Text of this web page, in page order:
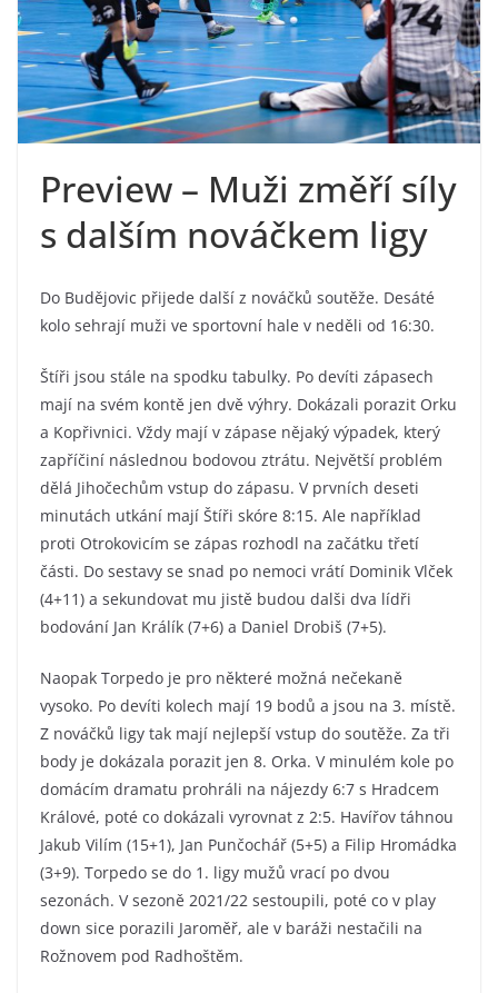
Preview – Muži změří síly
s dalším nováčkem ligy
Do Budějovic přijede další z nováčků soutěže. Desáté
kolo sehrají muži ve sportovní hale v neděli od 16:30.
Štíři jsou stále na spodku tabulky. Po devíti zápasech
mají na svém kontě jen dvě výhry. Dokázali porazit Orku
a Kopřivnici. Vždy mají v zápase nějaký výpadek, který
zapříčiní následnou bodovou ztrátu. Největší problém
dělá Jihočechům vstup do zápasu. V prvních deseti
minutách utkání mají Štíři skóre 8:15. Ale například
proti Otrokovicím se zápas rozhodl na začátku třetí
části. Do sestavy se snad po nemoci vrátí Dominik Vlček
(4+11) a sekundovat mu jistě budou dalši dva lídři
bodování Jan Králík (7+6) a Daniel Drobiš (7+5).
Naopak Torpedo je pro některé možná nečekaně
vysoko. Po devíti kolech mají 19 bodů a jsou na 3. místě.
Z nováčků ligy tak mají nejlepší vstup do soutěže. Za tři
body je dokázala porazit jen 8. Orka. V minulém kole po
domácím dramatu prohráli na nájezdy 6:7 s Hradcem
Králové, poté co dokázali vyrovnat z 2:5. Havířov táhnou
Jakub Vilím (15+1), Jan Punčochář (5+5) a Filip Hromádka
(3+9). Torpedo se do 1. ligy mužů vrací po dvou
sezonách. V sezoně 2021/22 sestoupili, poté co v play
down sice porazili Jaroměř, ale v baráži nestačili na
Rožnovem pod Radhoštěm.